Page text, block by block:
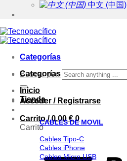
中文 (中国)
Categorías
Buscar por:
Acceder / Registrarse
Carrito /0.00€ 0
Carrito
Categorías
Inicio
Tienda
CABLES DE MOVIL
Cables Tipo-C
Cables iPhone
Cables Micro USB